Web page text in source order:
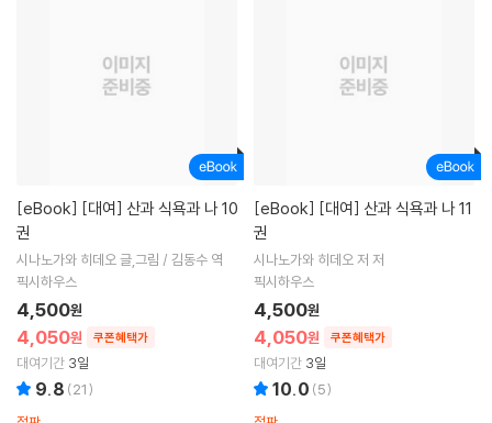
[eBook]
권
시나노가와 히데오 글,그림 / 김동수 역
픽시하우스
4,050원 쿠폰혜택가
4,500원
대여기간 3일
9.8 (21)
[eBook]
권
시나노가와 히데오 저 저
픽시하우스
4,050원 쿠폰혜택가
4,500원
대여기간 3일
10.0 (5)